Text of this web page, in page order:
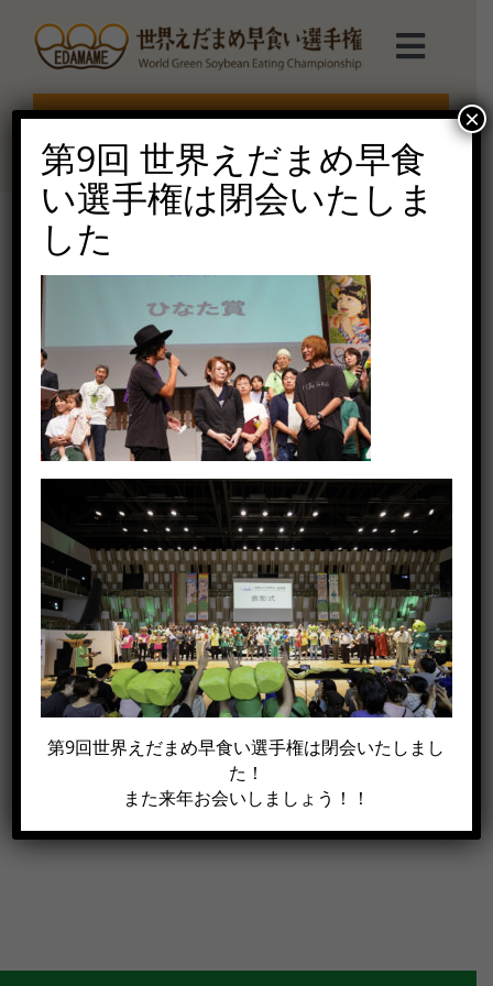
content
選手権TOP
選手権について
えだまめmarche
ルール説明
ご協賛受付
お問い合せ
2019-71
2020年7月7日（火）
この記事がイイね！と思った方は
シェアして下さい!!
Facebook
X
電
子
ー
第9回 世界えだまめ早食
い選手権は閉会いたしま
した
第9回世界えだまめ早食い選手権は閉会いたしまし
た！
また来年お会いしましょう！！
×